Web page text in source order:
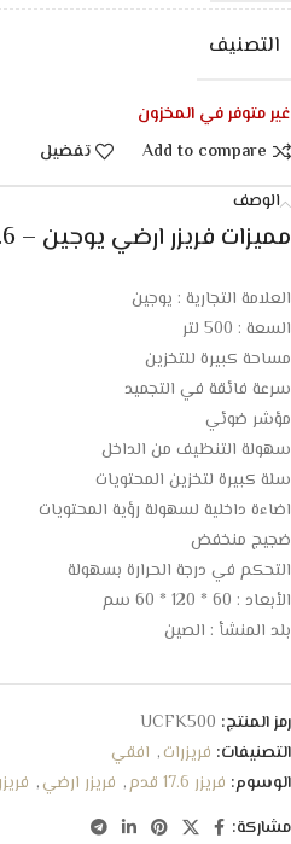
التصنيف
غير متوفر في المخزون
Add to compare
تفضيل
الوصف
مميزات فريزر ارضي يوجين – 17.6 قدم – أبيض :
العلامة التجارية : يوجين
السعة : 500 لتر
مساحة كبيرة للتخزين
سرعة فائقة في التجميد
مؤشر ضوئي
سهولة التنظيف من الداخل
سلة كبيرة لتخزين المحتويات
اضاءة داخلية لسهولة رؤية المحتويات
ضجيج منخفض
التحكم في درجة الحرارة بسهولة
الأبعاد : 60 * 120 * 60 سم
بلد المنشأ : الصين
رمز المنتج: UCFK500
التصنيفات: فريزرات, افقي
الوسوم: فريزر 17.6 قدم , فريزر ارضي,
مشاركة: